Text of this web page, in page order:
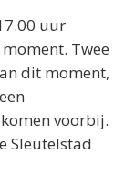
uur
Twee
dit moment,
voorbij.
Sleutelstad